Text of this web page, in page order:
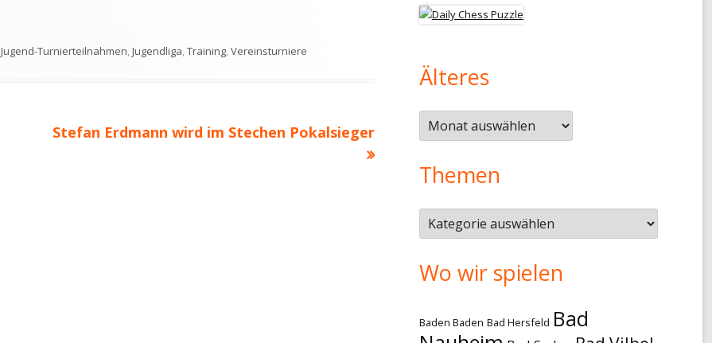
Jugend-Turnierteilnahmen,Jugendliga,Training,Vereinsturniere
Nächster
Stefan Erdmann wird im Stechen Pokalsieger
Älteres
Älteres
Themen
Themen
Wo wir spielen
Baden Baden Bad Hersfeld Bad